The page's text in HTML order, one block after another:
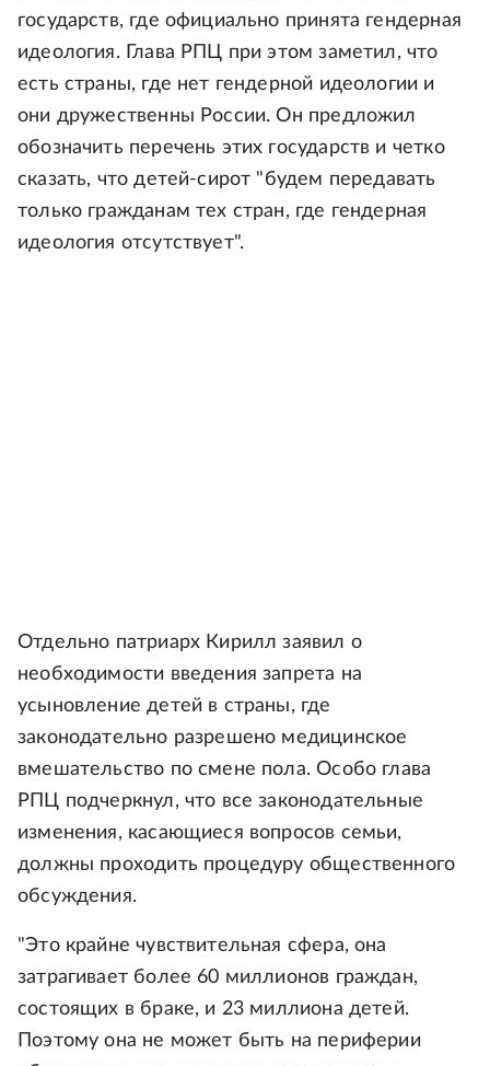
государств, где официально принята гендерная
идеология. Глава РПЦ при этом заметил, что
есть страны, где нет гендерной идеологии и
они дружественны России. Он предложил
обозначить перечень этих государств и четко
сказать, что детей-сирот "будем передавать
только гражданам тех стран, где гендерная
идеология отсутствует".
Отдельно патриарх Кирилл заявил о
необходимости введения запрета на
усыновление детей в страны, где
законодательно разрешено медицинское
вмешательство по смене пола. Особо глава
РПЦ подчеркнул, что все законодательные
изменения, касающиеся вопросов семьи,
должны проходить процедуру общественного
обсуждения.
"Это крайне чувствительная сфера, она
затрагивает более 60 миллионов граждан,
состоящих в браке, и 23 миллиона детей.
Поэтому она не может быть на периферии